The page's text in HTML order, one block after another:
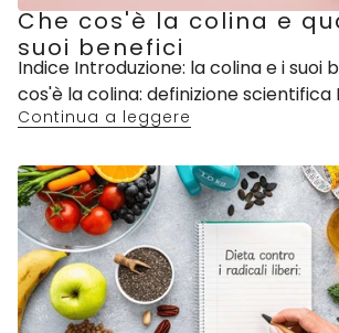
Che cos'è la colina e
suoi benefici
Indice Introduzione: la colina e i suoi
cos'è la colina: definizione scientifica
Continua a leggere